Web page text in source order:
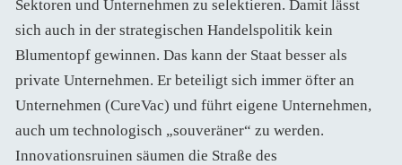
Sektoren und Unternehmen zu selektieren. Damit lässt
sich auch in der strategischen Handelspolitik kein
Blumentopf gewinnen. Das kann der Staat besser als
private Unternehmen. Er beteiligt sich immer öfter an
Unternehmen (CureVac) und führt eigene Unternehmen,
auch um technologisch „souveräner“ zu werden.
Innovationsruinen säumen die Straße des